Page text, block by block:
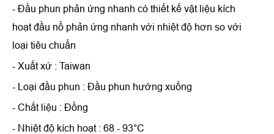
- Đầu phun phản ứng nhanh có thiết kế vật liệu kích
hoạt đầu nổ phản ứng nhanh với nhiệt độ hơn so với
loại tiêu chuẩn
- Xuất xứ : Taiwan
- Loại đầu phun : Đầu phun hướng xuống
- Chất liệu : Đồng
- Nhiệt độ kích hoạt : 68 - 93°C